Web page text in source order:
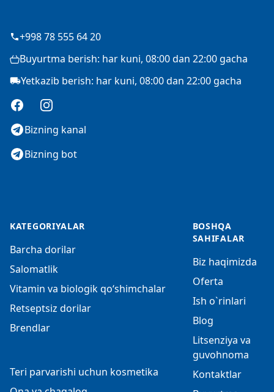
+998 78 555 64 20
Buyurtma berish: har kuni, 08:00 dan 22:00 gacha
Yetkazib berish: har kuni, 08:00 dan 22:00 gacha
FacebookInstagram
Bizning kanal
Bizning bot
KATEGORIYALAR
Barcha dorilar
Salomatlik
Vitamin va biologik qo‘shimchalar
Retseptsiz dorilar
Brendlar
Teri parvarishi uchun kosmetika
BOSHQA
SAHIFALAR
Biz haqimizda
Oferta
Ish o`rinlari
Blog
Litsenziya va
guvohnoma
Kontaktlar